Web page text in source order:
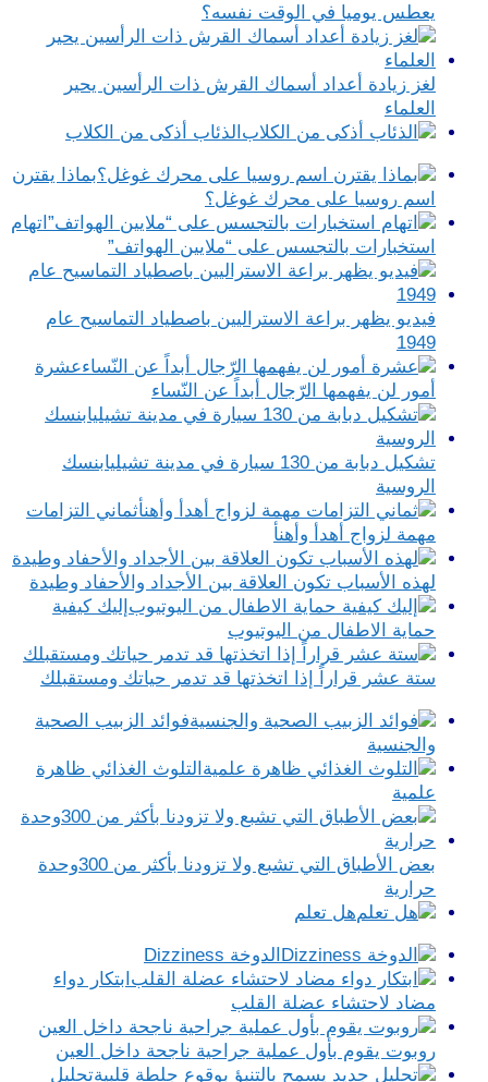
يعطس يوميا في الوقت نفسه؟
لغز زيادة أعداد أسماك القرش ذات الرأسين يحير
العلماء
الذئاب أذكى من الكلاب
بماذا يقترن
اسم روسيا على محرك غوغل؟
اتهام
استخبارات بالتجسس على “ملايين الهواتف”
فيديو يظهر براعة الاستراليين باصطياد التماسيح عام
1949
عشرة
أمور لن يفهمها الرّجال أبداً عن النّساء
تشكيل دبابة من 130 سيارة في مدينة تشيليابنسك
الروسية
ثماني التزامات
مهمة لزواج أهدأ وأهنأ
لهذه الأسباب تكون العلاقة بين الأجداد والأحفاد وطيدة
إليك كيفية
حماية الاطفال من اليوتيوب
ستة عشر قراراً إذا اتخذتها قد تدمر حياتك ومستقبلك
فوائد الزبيب الصحية
والجنسية
التلوث الغذائي ظاهرة
علمية
بعض الأطباق التي تشبع ولا تزودنا بأكثر من 300وحدة
حرارية
هل تعلم
الدوخة Dizziness
ابتكار دواء
مضاد لاحتشاء عضلة القلب
روبوت يقوم بأول عملية جراحية ناجحة داخل العين
تحليل